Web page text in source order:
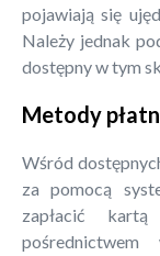
pojawiają się
Należy jednak
dostępny w tym
Metody
Wśród
za pomocą
zapłacić